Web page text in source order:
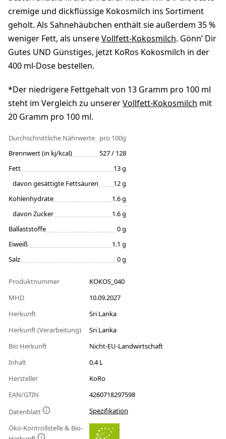
cremige und dickflüssige Kokosmilch ins Sortiment
geholt. Als Sahnehäubchen enthält sie außerdem 35 %
weniger Fett, als unsereVollfett-Kokosmilch. Gönn’ Dir
Gutes UND Günstiges, jetzt KoRos Kokosmilch in der
400 ml-Dose bestellen.
*Der niedrigere Fettgehalt von 13 Gramm pro 100 ml
steht im Vergleich zu unsererVollfett-Kokosmilch mit
20 Gramm pro 100 ml.
Durchschnittliche Nährwerte pro 100g
Brennwert (in kj/kcal)
527 / 128
Fett
13 g
davon gesättigte Fettsäuren
12 g
Kohlenhydrate
1.6 g
davon Zucker
1.6 g
Ballaststoffe
0 g
Eiweiß
1.1 g
Salz
0 g
Produktnummer
KOKOS_040
MHD
10.09.2027
Herkunft
Sri Lanka
Herkunft (Verarbeitung)
Sri Lanka
Bio Herkunft
Nicht-EU-Landwirtschaft
Inhalt
0.4 L
Hersteller
KoRo
EAN/GTIN
4260718297598
Datenblatt
Spezifikation
Öko-Kontrollstelle & Bio-